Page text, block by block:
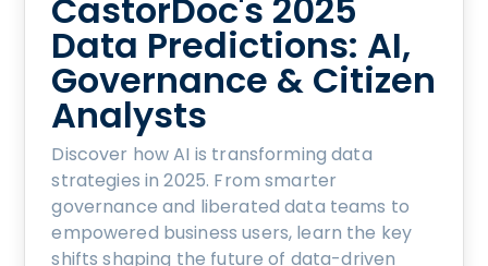
CastorDoc's 2025
Data Predictions: AI,
Governance & Citizen
Analysts
Discover how AI is transforming data
strategies in 2025. From smarter
governance and liberated data teams to
empowered business users, learn the key
shifts shaping the future of data-driven